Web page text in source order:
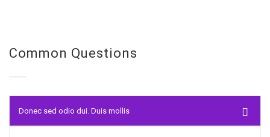
Common Questions
Donec sed odio dui. Duis mollis